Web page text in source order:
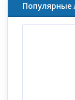
Популярные